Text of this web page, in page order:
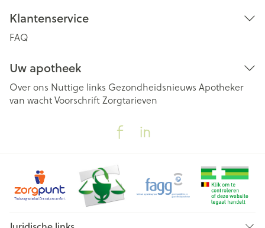
Klantenservice
FAQ
Uw apotheek
Over ons Nuttige links Gezondheidsnieuws Apotheker
van wachtVoorschriftZorgtarieven